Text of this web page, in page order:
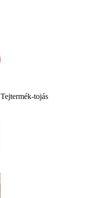
Tejtermék-tojás